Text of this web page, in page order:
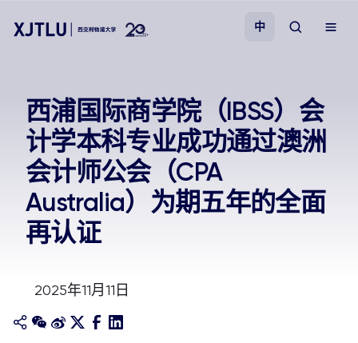
招生
科研
学院
关于我们
中
西浦国际商学院（IBSS）会
计学本科专业成功通过澳洲
会计师公会（CPA
Australia）为期五年的全面
再认证
2025年11月11日